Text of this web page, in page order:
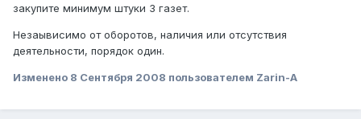
закупите минимум штуки 3 газет.
Незаывисимо от оборотов, наличия или отсутствия
деятельности, порядок один.
Изменено 8 Сентября 2008 пользователем Zarin-A